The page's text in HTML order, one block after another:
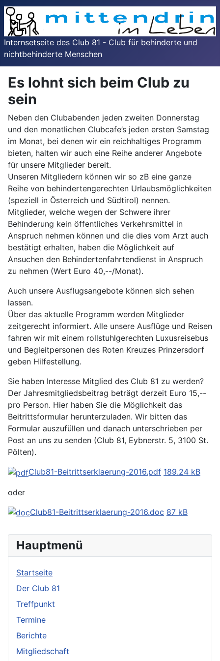
Internsetseite des Club 81 - Club für behinderte und
nichtbehinderte Menschen
Hauptmenü
Startseite
Der Club 81
Treffpunkt
Termine
Berichte
Mitgliedschaft
Es lohnt sich beim Club zu
sein
Neben den Clubabenden jeden zweiten Donnerstag
und den monatlichen Clubcafe’s jeden ersten Samstag
im Monat, bei denen wir ein reichhaltiges Programm
bieten, halten wir auch eine Reihe anderer Angebote
für unsere Mitglieder bereit.
Unseren Mitgliedern können wir so zB eine ganze
Reihe von behindertengerechten Urlaubsmöglichkeiten
(speziell in Österreich und Südtirol) nennen.
Mitglieder, welche wegen der Schwere ihrer
Behinderung kein öffentliches Verkehrsmittel in
Anspruch nehmen können und die dies vom Arzt auch
bestätigt erhalten, haben die Möglichkeit auf
Ansuchen den Behindertenfahrtendienst in Anspruch
zu nehmen (Wert Euro 40,--/Monat).
Auch unsere Ausflugsangebote können sich sehen
lassen.
Über das aktuelle Programm werden Mitglieder
zeitgerecht informiert. Alle unsere Ausflüge und Reisen
fahren wir mit einem rollstuhlgerechten Luxusreisebus
und Begleitpersonen des Roten Kreuzes Prinzersdorf
geben Hilfestellung.
Sie haben Interesse Mitglied des Club 81 zu werden?
Der Jahresmitgliedsbeitrag beträgt derzeit Euro 15,--
pro Person. Hier haben Sie die Möglichkeit das
Beitrittsformular herunterzuladen. Wir bitten das
Formular auszufüllen und danach unterschrieben per
Post an uns zu senden (Club 81, Eybnerstr. 5, 3100 St.
Pölten).
Club81-Beitrittserklaerung-2016.pdf 189.24 kB
oder
Club81-Beitrittserklaerung-2016.doc 87 kB